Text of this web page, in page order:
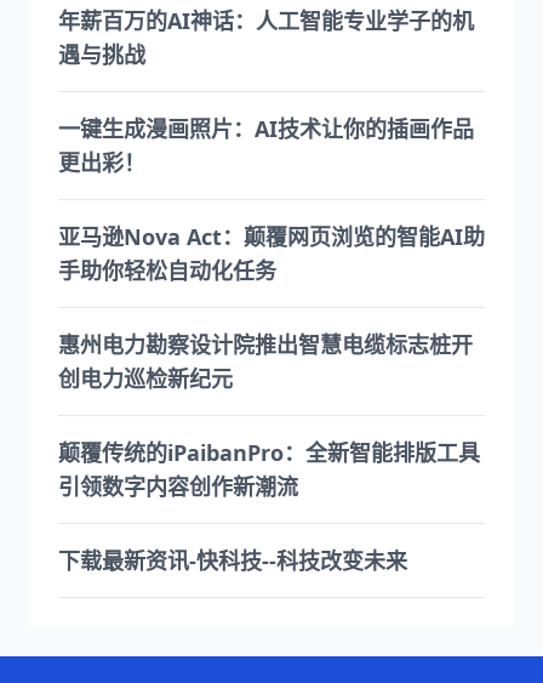
年薪百万的AI神话：人工智能专业学子的机
遇与挑战
一键生成漫画照片：AI技术让你的插画作品
更出彩！
亚马逊Nova Act：颠覆网页浏览的智能AI助
手助你轻松自动化任务
惠州电力勘察设计院推出智慧电缆标志桩开
创电力巡检新纪元
颠覆传统的iPaibanPro：全新智能排版工具
引领数字内容创作新潮流
下载最新资讯-快科技--科技改变未来